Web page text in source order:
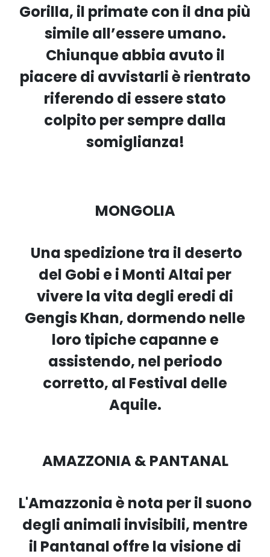
Gorilla, il primate con il dna più
simile all’essere umano.
Chiunque abbia avuto il
piacere di avvistarli è rientrato
riferendo di essere stato
colpito per sempre dalla
somiglianza!
MONGOLIA
Una spedizione tra il deserto
del Gobi e i Monti Altai per
vivere la vita degli eredi di
Gengis Khan, dormendo nelle
loro tipiche capanne e
assistendo, nel periodo
corretto, al Festival delle
Aquile.
AMAZZONIA & PANTANAL
L'Amazzonia è nota per il suono
degli animali invisibili, mentre
il Pantanal offre la visione di